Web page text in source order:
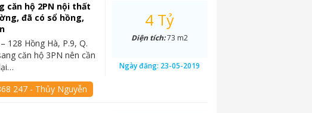
căn hộ 2PN nội thất
đã có sổ hồng,
128 Hồng Hà, P.9, Q.
căn hộ 3PN nên cần
247 - Thủy Nguyễn
4 Tỷ
Diện tích:73 m2
Ngày đăng: 23-05-2019